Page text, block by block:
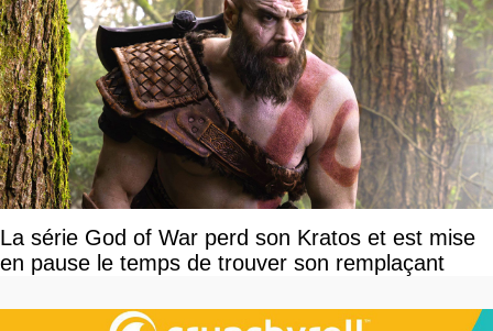
La série God of War perd son Kratos et est mise
en pause le temps de trouver son remplaçant